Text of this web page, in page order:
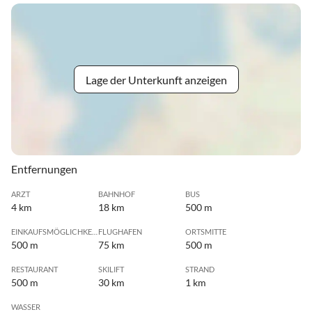
Lage der Unterkunft anzeigen
Entfernungen
ARZT
4 km
BAHNHOF
18 km
BUS
500 m
500 m
FLUGHAFEN
75 km
ORTSMITTE
500 m
RESTAURANT
500 m
SKILIFT
30 km
STRAND
1 km
WASSER